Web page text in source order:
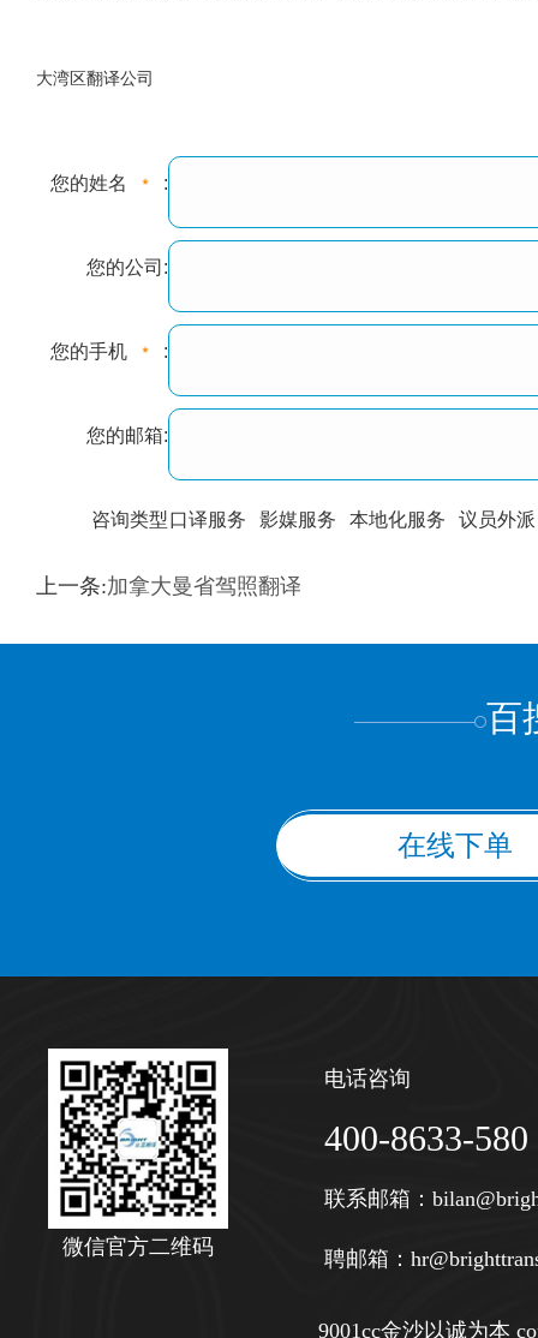
大湾区翻译公司
您的姓名 :
您的公司:
您的手机 :
您的邮箱:
咨询类型口译服务 影媒服务 本地化服务 议员外派
训翻译 标准级
上一条:加拿大曼省驾照翻译
百
在线下单
微信官方二维码
电话咨询
400-8633-580
联系邮箱：
聘邮箱：
9001cc金沙以诚为本